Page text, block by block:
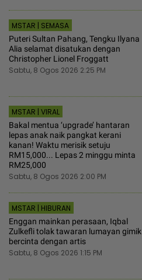
MSTAR | SEMASA
Puteri Sultan Pahang, Tengku Ilyana
Alia selamat disatukan dengan
Christopher Lionel Froggatt
Sabtu, 8 Ogos 2026 2:25 PM
MSTAR | VIRAL
Bakal mentua ‘upgrade’ hantaran
lepas anak naik pangkat kerani
kanan! Waktu merisik setuju
RM15,000... Lepas 2 minggu minta
RM25,000
Sabtu, 8 Ogos 2026 2:00 PM
MSTAR | HIBURAN
Enggan mainkan perasaan, Iqbal
Zulkefli tolak tawaran lumayan gimik
bercinta dengan artis
Sabtu, 8 Ogos 2026 1:15 PM